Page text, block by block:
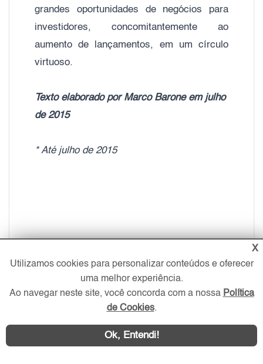
grandes oportunidades de negócios para
investidores, concomitantemente ao
aumento de lançamentos, em um círculo
virtuoso.
Texto elaborado por Marco Barone em julho
de 2015
* Até julho de 2015
X
Utilizamos cookies para personalizar conteúdos e oferecer
uma melhor experiência.
Ao navegar neste site, você concorda com a nossa Política
de Cookies.
Ok, Entendi!